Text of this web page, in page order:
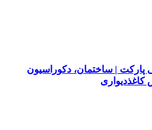
پارکت | ساختمان، دکوراسیون
کاغذدیواری